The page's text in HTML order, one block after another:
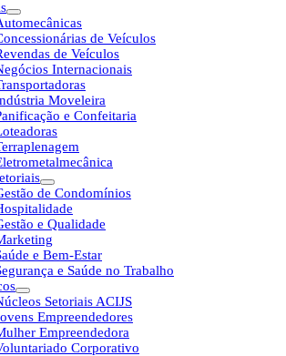
de Veículos
de Veículos
Internacionais
Moveleira
e Confeitaria
de Condomínios
e Qualidade
e Bem-Estar
e Saúde no Trabalho
Setoriais ACIJS
Empreendedores
Empreendedora
Corporativo